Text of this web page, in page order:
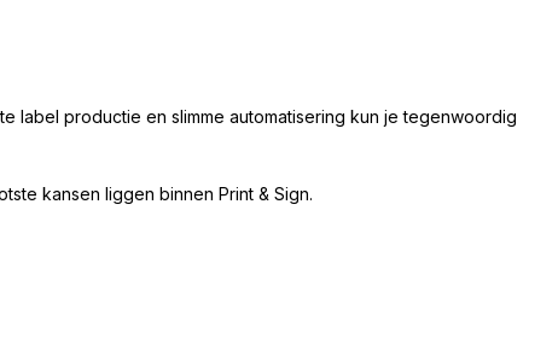
label productie en slimme automatisering kun je tegenwoordig
kansen liggen binnen Print & Sign.